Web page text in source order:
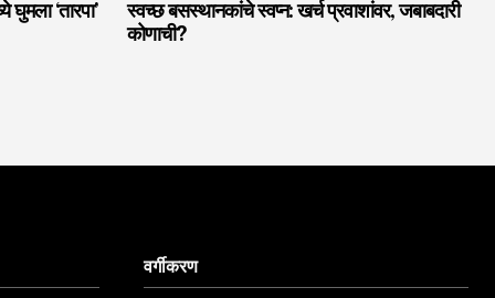
घुमला ‘तारपा’
स्वच्छ बसस्थानकांचे स्वप्न: खर्च प्रवाशांवर, जबाबदारी
कोणाची?
वर्गीकरण